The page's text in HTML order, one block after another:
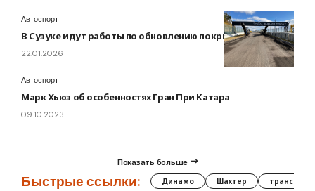
Автоспорт
В Сузуке идут работы по обновлению покрытия
22.01.2026
Автоспорт
Марк Хьюз об особенностях Гран При Катара
09.10.2023
Показать больше
Быстрые ссылки: Динамо Шахтер трансферы